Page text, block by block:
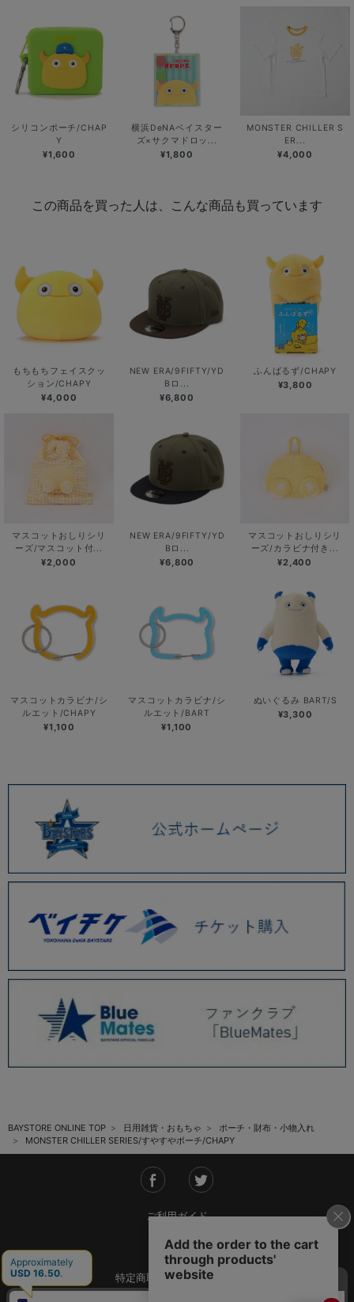
シリコンポーチ/CHAP
Y
¥1,600
横浜DeNAベイスター
ズ×サクマドロッ...
¥1,800
MONSTER CHILLER S
ER...
¥4,000
この商品を買った人は、こんな商品も買っています
もちもちフェイスクッ
ション/CHAPY
¥4,000
NEW ERA/9FIFTY/YD
Bロ...
¥6,800
ふんばるず/CHAPY
¥3,800
マスコットおしりシリ
ーズ/マスコット付...
¥2,000
NEW ERA/9FIFTY/YD
Bロ...
¥6,800
マスコットおしりシリ
ーズ/カラビナ付き...
¥2,400
マスコットカラビナ/シ
ルエット/CHAPY
¥1,100
マスコットカラビナ/シ
ルエット/BART
¥1,100
ぬいぐるみ BART/S
¥3,300
BAYSTORE ONLINE TOP 日用雑貨・おもちゃ
ポーチ・財布・小物入れ
MONSTER CHILLER SERIES/すやすやポーチ/CHAPY
ご利用ガイド
会社概要
特定商取引法に基づく表記